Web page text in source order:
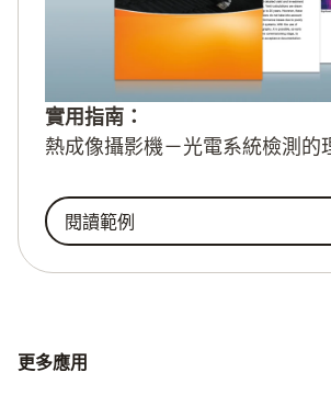
實用指南：
熱成像攝影機－光電系統檢測的
閱讀範例
更多應用